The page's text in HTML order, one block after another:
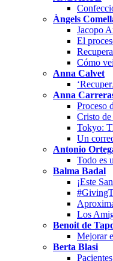
Àngels
Jacopo
El
Cómo
Anna Calvet
Anna
Proceso
Cristo de
Tokyo:
Un
Antonio
Todo es
Balma Badal
¡Este
Los
Benoit de
Mejorar
Berta Blasi